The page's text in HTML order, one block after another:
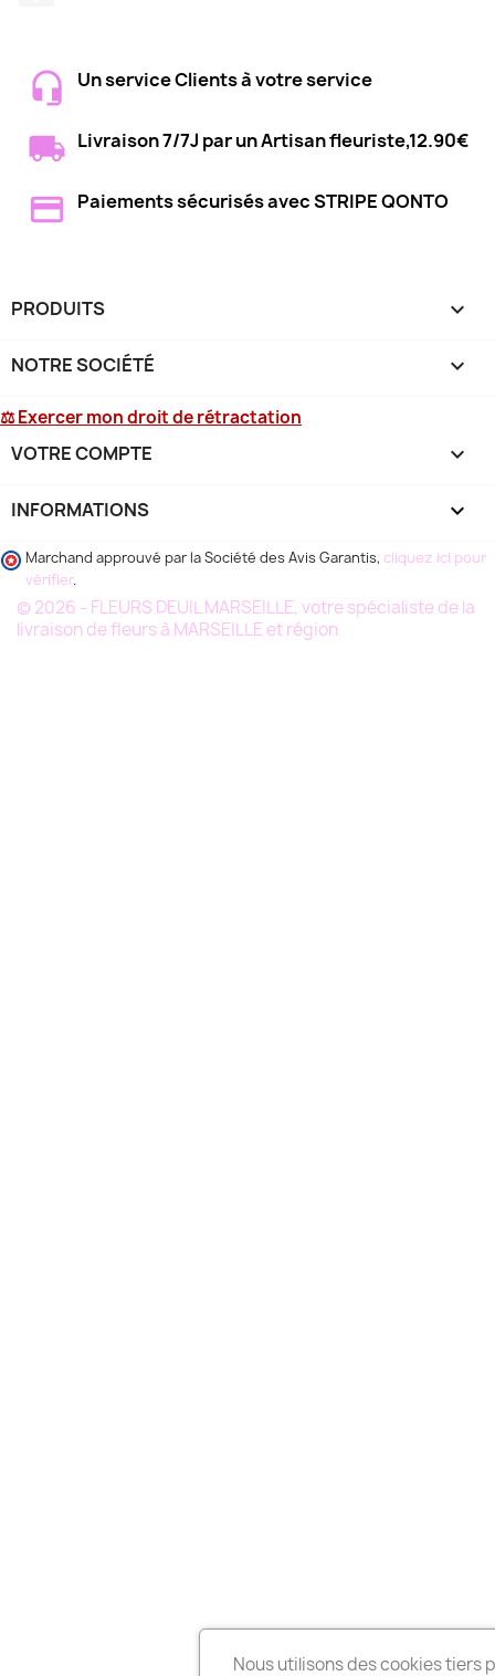
Un service Clients à votre service
Livraison 7/7J par un Artisan fleuriste,12.90€
Paiements sécurisés avec STRIPE QONTO
PRODUITS 
NOTRE SOCIÉTÉ 
⚖ Exercer mon droit de rétractation
VOTRE COMPTE 
INFORMATIONS keyboard_arrow_down
Marchand approuvé par la Société des Avis Garantis, cliquez ici pour
vérifier.
© 2026 - FLEURS DEUIL MARSEILLE, votre spécialiste de la
livraison de fleurs à MARSEILLE et région
Nous utilisons des cookies tiers